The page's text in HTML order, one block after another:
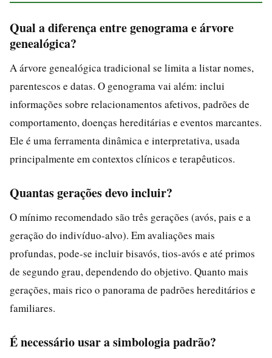
Qual a diferença entre genograma e árvore
genealógica?
A árvore genealógica tradicional se limita a listar nomes,
parentescos e datas. O genograma vai além: inclui
informações sobre relacionamentos afetivos, padrões de
comportamento, doenças hereditárias e eventos marcantes.
Ele é uma ferramenta dinâmica e interpretativa, usada
principalmente em contextos clínicos e terapêuticos.
Quantas gerações devo incluir?
O mínimo recomendado são três gerações (avós, pais e a
geração do indivíduo-alvo). Em avaliações mais
profundas, pode-se incluir bisavós, tios-avós e até primos
de segundo grau, dependendo do objetivo. Quanto mais
gerações, mais rico o panorama de padrões hereditários e
familiares.
É necessário usar a simbologia padrão?